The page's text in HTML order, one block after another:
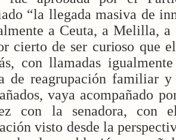
“la llegada masiva de
a Ceuta, a Melilla,
cierto de ser curioso que
con llamadas
de reagrupación familiar
vaya acompañado
con la senadora, con
visto desde la